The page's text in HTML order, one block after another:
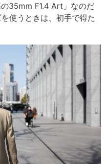
35mm F1.4 Art」なのだ
使うときは、初手で得た